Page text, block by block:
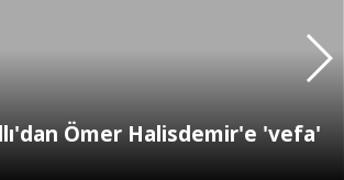
Ömer Halisdemir'e 'vefa'